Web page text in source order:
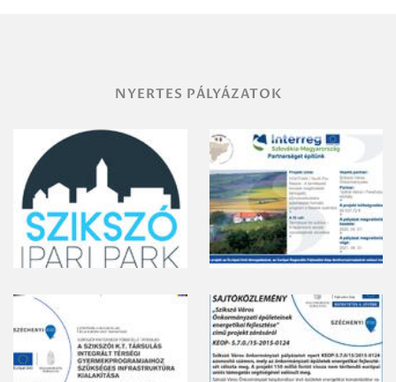
NYERTES PÁLYÁZATOK